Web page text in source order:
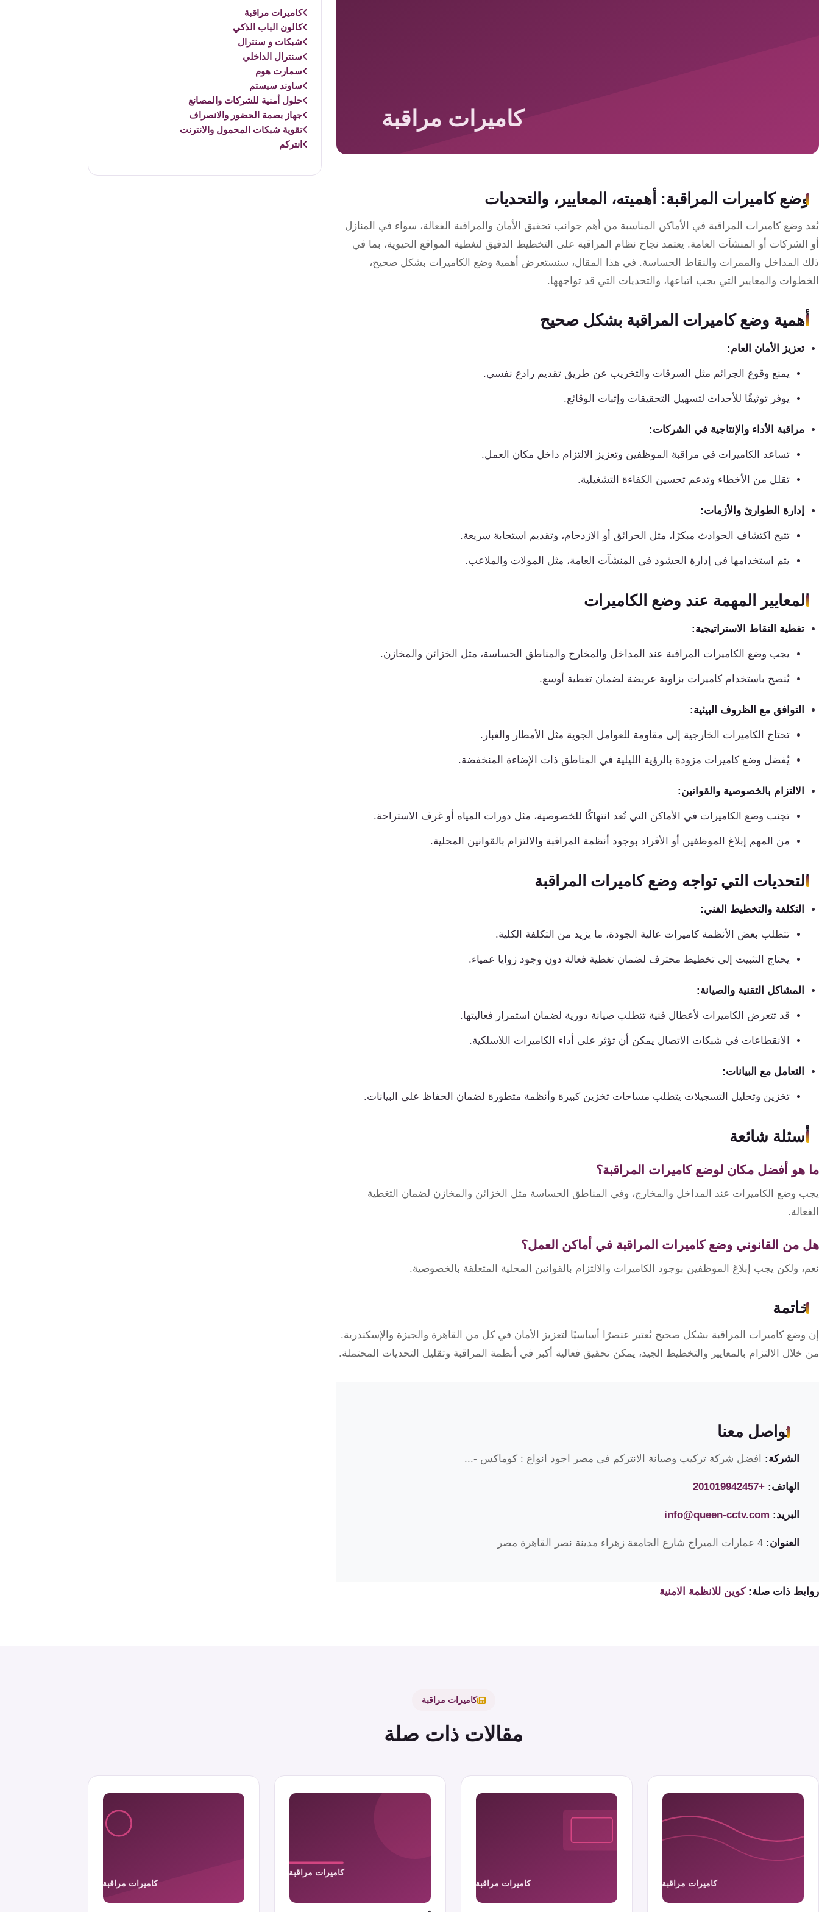
وضع كاميرات المراقبة: أهميته، المعايير، والتحديات
يُعد وضع كاميرات المراقبة في الأماكن المناسبة من أهم جوانب تحقيق الأمان والمراقبة الفعالة، سواء في المنازل
أو الشركات أو المنشآت العامة. يعتمد نجاح نظام المراقبة على التخطيط الدقيق لتغطية المواقع الحيوية، بما في
ذلك المداخل والممرات والنقاط الحساسة. في هذا المقال، سنستعرض أهمية وضع الكاميرات بشكل صحيح،
الخطوات والمعايير التي يجب اتباعها، والتحديات التي قد تواجهها.
أهمية وضع كاميرات المراقبة بشكل صحيح
تعزيز الأمان العام:
يمنع وقوع الجرائم مثل السرقات والتخريب عن طريق تقديم رادع نفسي.
يوفر توثيقًا للأحداث لتسهيل التحقيقات وإثبات الوقائع.
مراقبة الأداء والإنتاجية في الشركات:
تساعد الكاميرات في مراقبة الموظفين وتعزيز الالتزام داخل مكان العمل.
تقلل من الأخطاء وتدعم تحسين الكفاءة التشغيلية.
إدارة الطوارئ والأزمات:
تتيح اكتشاف الحوادث مبكرًا، مثل الحرائق أو الازدحام، وتقديم استجابة سريعة.
يتم استخدامها في إدارة الحشود في المنشآت العامة، مثل المولات والملاعب.
المعايير المهمة عند وضع الكاميرات
تغطية النقاط الاستراتيجية:
يجب وضع الكاميرات المراقبة عند المداخل والمخارج والمناطق الحساسة، مثل الخزائن والمخازن.
يُنصح باستخدام كاميرات بزاوية عريضة لضمان تغطية أوسع.
التوافق مع الظروف البيئية:
تحتاج الكاميرات الخارجية إلى مقاومة للعوامل الجوية مثل الأمطار والغبار.
يُفضل وضع كاميرات مزودة بالرؤية الليلية في المناطق ذات الإضاءة المنخفضة.
الالتزام بالخصوصية والقوانين:
تجنب وضع الكاميرات في الأماكن التي تُعد انتهاكًا للخصوصية، مثل دورات المياه أو غرف الاستراحة.
من المهم إبلاغ الموظفين أو الأفراد بوجود أنظمة المراقبة والالتزام بالقوانين المحلية.
التحديات التي تواجه وضع كاميرات المراقبة
التكلفة والتخطيط الفني:
تتطلب بعض الأنظمة كاميرات عالية الجودة، ما يزيد من التكلفة الكلية.
يحتاج التثبيت إلى تخطيط محترف لضمان تغطية فعالة دون وجود زوايا عمياء.
المشاكل التقنية والصيانة:
قد تتعرض الكاميرات لأعطال فنية تتطلب صيانة دورية لضمان استمرار فعاليتها.
الانقطاعات في شبكات الاتصال يمكن أن تؤثر على أداء الكاميرات اللاسلكية.
التعامل مع البيانات:
تخزين وتحليل التسجيلات يتطلب مساحات تخزين كبيرة وأنظمة متطورة لضمان الحفاظ على البيانات.
أسئلة شائعة
ما هو أفضل مكان لوضع كاميرات المراقبة؟
يجب وضع الكاميرات عند المداخل والمخارج، وفي المناطق الحساسة مثل الخزائن والمخازن لضمان التغطية
الفعالة.
هل من القانوني وضع كاميرات المراقبة في أماكن العمل؟
نعم، ولكن يجب إبلاغ الموظفين بوجود الكاميرات والالتزام بالقوانين المحلية المتعلقة بالخصوصية.
خاتمة
إن وضع كاميرات المراقبة بشكل صحيح يُعتبر عنصرًا أساسيًا لتعزيز الأمان في كل من القاهرة والجيزة والإسكندرية.
من خلال الالتزام بالمعايير والتخطيط الجيد، يمكن تحقيق فعالية أكبر في أنظمة المراقبة وتقليل التحديات المحتملة.
تواصل معنا
الشركة: افضل شركة تركيب وصيانة الانتركم فى مصر اجود انواع : كوماكس -...
الهاتف: +201019942457
البريد: info@queen-cctv.com
العنوان:
روابط ذات صلة: كوين للانظمة الامنية
كاميرات مراقبة
كالون الباب الذكي
شبكات و سنترال
سنترال الداخلي
سمارت هوم
ساوند سيستم
حلول أمنية للشركات والمصانع
جهاز بصمة الحضور والانصراف
تقوية شبكات المحمول والانترنت
انتركم
كاميرات مراقبة
مقالات ذات صلة
والمصانع
جهاز
بصمة
الحضور
والانصراف
تقوية
المحمول
والانترنت
أنظمة
السرقة
الحريق
أكسيس
كنترول